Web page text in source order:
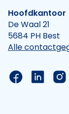
Hoofdkantoor
De Waal 21
5684 PH Best
Alle
Link naar de
Link